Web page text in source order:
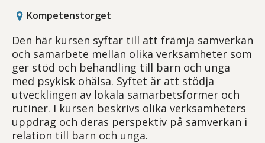
Kompetenstorget
Den här kursen syftar till att främja samverkan
och samarbete mellan olika verksamheter som
ger stöd och behandling till barn och unga
med psykisk ohälsa. Syftet är att stödja
utvecklingen av lokala samarbetsformer och
rutiner. I kursen beskrivs olika verksamheters
uppdrag och deras perspektiv på samverkan i
relation till barn och unga.